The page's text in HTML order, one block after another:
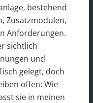
bestehend
Zusatzmodulen,
Anforderungen.
sichtlich
und
gelegt, doch
offen: Wie
sie in meinen